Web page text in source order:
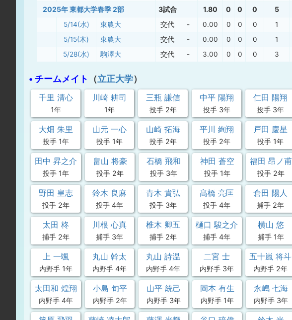
2025年 東都大学春季 2部 3試合 1.80 0 0 0 5
5/14(水) 東農大 交代 - 0.00 0 0 0 1
5/15(木)
東農大 交代 - 0.00 0 0 0 1
5/28(水)
駒澤大 交代 - 3.00 0 0 0 3
• チームメイト （立正大学）
千里 清心
1年
川崎 耕司
1年
三瓶 謙信
投手 2年
中平 陽翔
投手 3年
仁田 陽翔
投手 3年
大畑 朱里
投手 1年
山元 一心
投手 1年
山崎 拓海
投手 2年
平川 絢翔
投手 2年
戸田 慶星
投手 1年
田中 昇之介
投手 1年
畠山 将豪
投手 2年
石橋 飛和
投手 3年
神田 蒼空
投手 1年
福田 昂ノ甫
投手 2年
野田 皇志
投手 2年
鈴木 良麻
投手 4年
青木 貴弘
投手 3年
髙橋 亮匡
投手 4年
倉田 陽人
捕手 2年
太田 柊
捕手 2年
川根 心真
捕手 3年
椎木 卿五
捕手 2年
樋口 駿之介
捕手 4年
横山 悠
捕手 1年
上 一颯
内野手 1年
丸山 幹太
内野手 4年
丸山 詩温
内野手 4年
二宮 士
内野手 3年
五十嵐 将斗
内野手 2年
太田和 煌翔
内野手 4年
小島 旬平
内野手 2年
山平 統己
内野手 3年
岡本 有生
内野手 1年
永嶋 七海
内野手 3年